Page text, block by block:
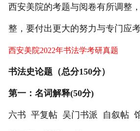
西安美院的考题与阅卷有所调整
整，要付出更大的努力与专门应考
西安美院2022年书法学考研真题
书法史论题（总分150分）
第一：名词解释(50分)
六书 平复帖 吴门书派 自叙帖